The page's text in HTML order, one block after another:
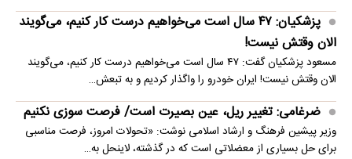
پزشکیان: ۴۷ سال است می‌خواهیم درست کار کنیم، می‌گویند
الان وقتش نیست!
مسعود پزشکیان گفت: ۴۷ سال است می‌خواهیم درست کار کنیم، می‌گویند
الان وقتش نیست! ایران خودرو را واگذار کردیم و به تبعش…
ضرغامی: تغییر ریل، عین بصیرت است/ فرصت سوزی نکنیم
وزیر پیشین فرهنگ و ارشاد اسلامی نوشت: «تحولات امروز، فرصت مناسبی
برای حل بسیاری از معضلاتی‌ است که در گذشته، لاینحل به…